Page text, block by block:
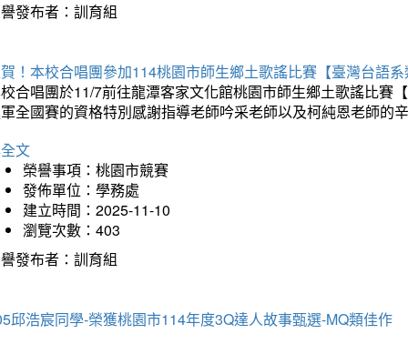
發布者：訓育組
！本校合唱團參加114桃園市師生鄉土歌謠比賽【臺灣台語
合唱團於11/7前往龍潭客家文化館桃園市師生鄉土歌謠比賽
全國賽的資格特別感謝指導老師吟采老師以及柯純恩老師的
文
榮譽事項：桃園市競賽
發佈單位：學務處
建立時間：2025-11-10
瀏覽次數：403
發布者：訓育組
邱浩宸同學-榮獲桃園市114年度3Q達人故事甄選-MQ類佳作